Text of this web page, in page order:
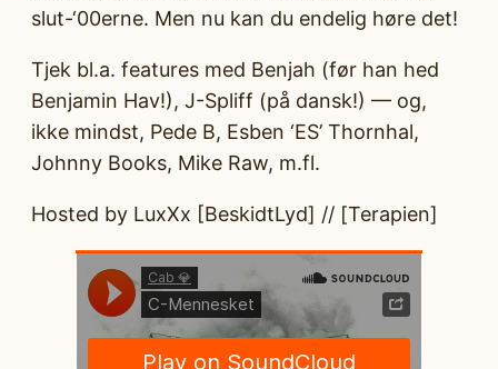
slut-‘00erne. Men nu kan du endelig høre det!
Tjek bl.a. features med Benjah (før han hed
Benjamin Hav!), J-Spliff (på dansk!) — og,
ikke mindst, Pede B, Esben ‘ES’ Thornhal,
Johnny Books, Mike Raw, m.fl.
Hosted by LuxXx [BeskidtLyd] // [Terapien]